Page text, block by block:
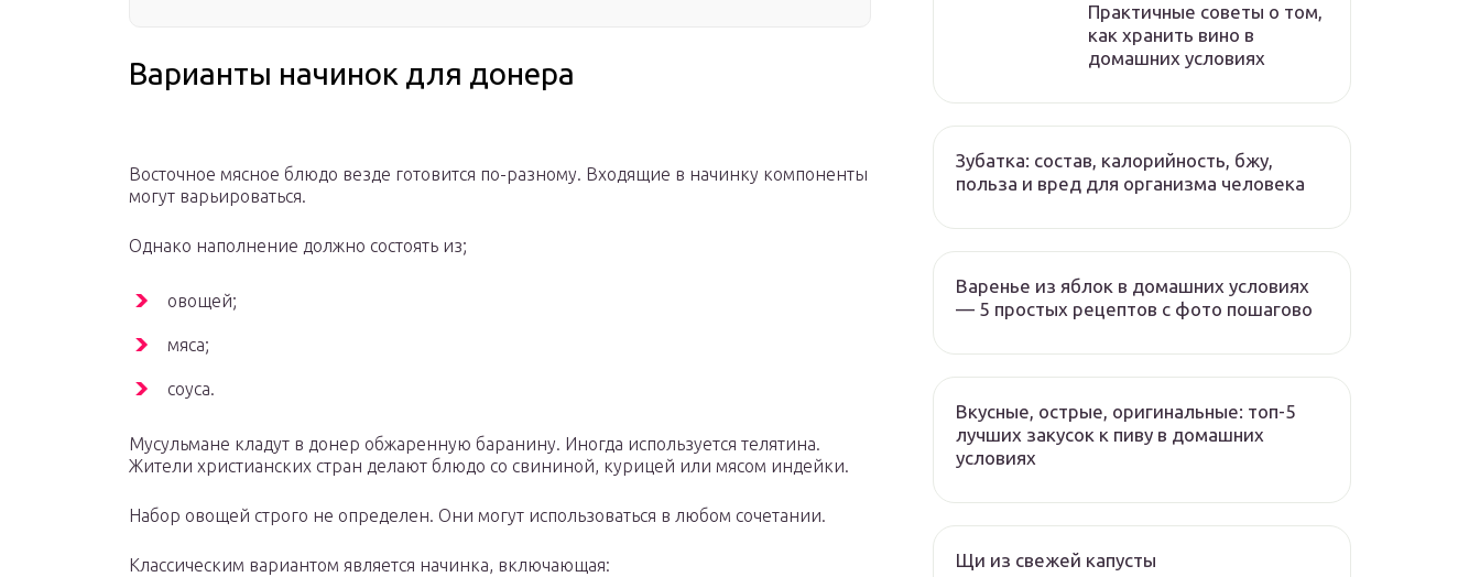
Варианты начинок для донера
Восточное мясное блюдо везде готовится по-разному. Входящие в начинку компоненты
могут варьироваться.
Однако наполнение должно состоять из;
овощей;
мяса;
соуса.
Мусульмане кладут в донер обжаренную баранину. Иногда используется телятина.
Жители христианских стран делают блюдо со свининой, курицей или мясом индейки.
Набор овощей строго не определен. Они могут использоваться в любом сочетании.
Классическим вариантом является начинка, включающая:
Практичные советы о том,
как хранить вино в
домашних условиях
Зубатка: состав, калорийность, бжу,
польза и вред для организма человека
Варенье из яблок в домашних условиях
— 5 простых рецептов с фото пошагово
Вкусные, острые, оригинальные: топ-5
лучших закусок к пиву в домашних
условиях
Щи из свежей капусты